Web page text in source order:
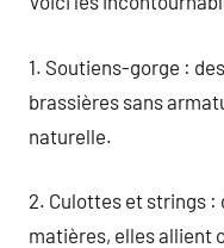
1. Soutiens-gorge :
brassières sans
naturelle.
2. Culottes et strings :
matières, elles allient